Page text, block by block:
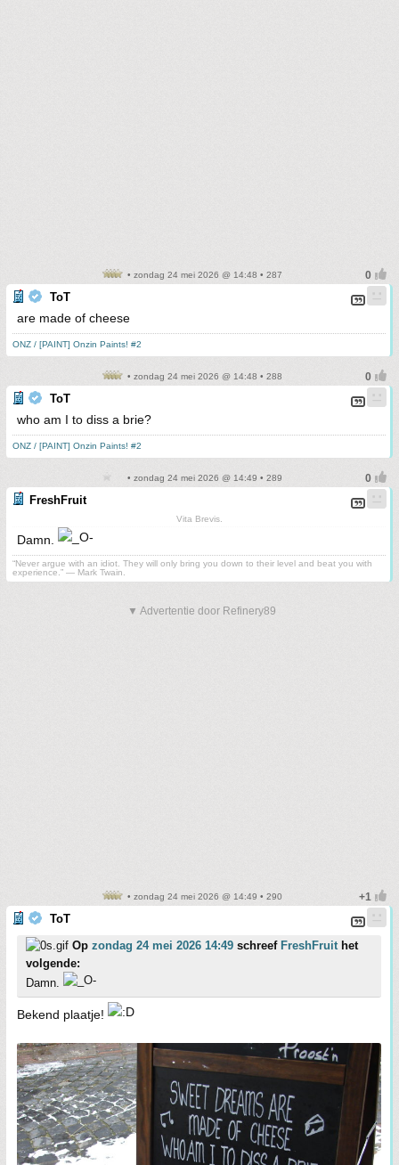
• zondag 24 mei 2026 @ 14:48 • 287
ToT
are made of cheese
ONZ / [PAINT] Onzin Paints! #2
• zondag 24 mei 2026 @ 14:48 • 288
ToT
who am I to diss a brie?
ONZ / [PAINT] Onzin Paints! #2
• zondag 24 mei 2026 @ 14:49 • 289
FreshFruit
Vita Brevis.
Damn.
“Never argue with an idiot. They will only bring you down to their level and beat you with
experience.” ― Mark Twain.
▼ Advertentie door Refinery89
• zondag 24 mei 2026 @ 14:49 • 290
ToT
Op zondag 24 mei 2026 14:49 schreef FreshFruithet
volgende:
Damn.
Bekend plaatje!